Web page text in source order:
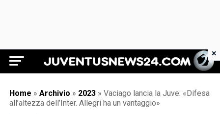
Juventus News 24
Home » Archivio » 2023 » Vaciago lancia la Juve: «Difesa
all’altezza dell’Inter. Allegri ha un vantaggio»
×